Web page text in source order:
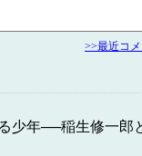
>>最近コ
少年──稲生修一郎